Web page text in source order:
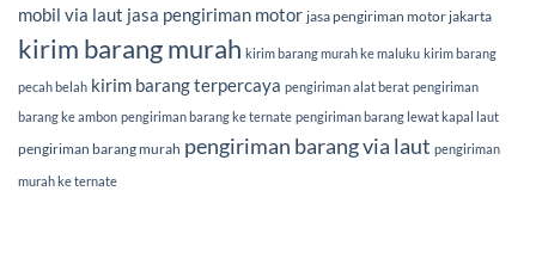
mobil via laut jasa pengiriman motor jasa pengiriman motor jakarta
kirim barang murah kirim barang murah ke maluku kirim barang
pecah belah kirim barang terpercaya pengiriman alat berat pengiriman
barang ke ambon pengiriman barang ke ternate pengiriman barang lewat kapal laut
pengiriman barang murah pengiriman barang via laut pengiriman
murah ke ternate